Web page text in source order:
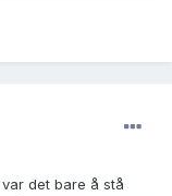
det bare å stå